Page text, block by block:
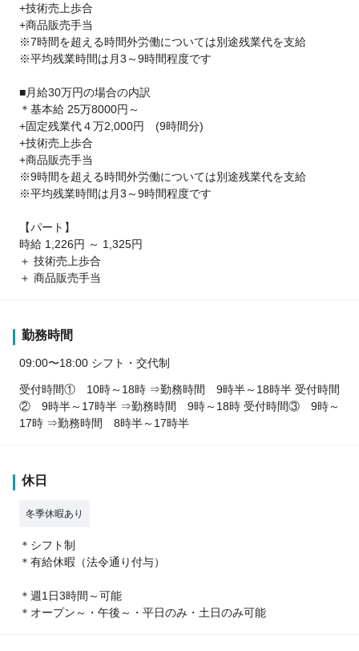
+技術売上歩合
+商品販売手当
※7時間を超える時間外労働については別途残業代を支給
※平均残業時間は月3～9時間程度です
■月給30万円の場合の内訳
＊基本給 25万8000円～
+固定残業代４万2,000円 (9時間分)
+技術売上歩合
+商品販売手当
※9時間を超える時間外労働については別途残業代を支給
※平均残業時間は月3～9時間程度です
【パート】
時給 1,226円 ～ 1,325円
＋ 技術売上歩合
＋ 商品販売手当
勤務時間
09:00〜18:00 シフト・交代制
受付時間① 10時～18時 ⇒勤務時間 9時半～18時半 受付時間
② 9時半～17時半 ⇒勤務時間 9時～18時 受付時間③ 9時～
17時 ⇒勤務時間 8時半～17時半
休日
冬季休暇あり
＊シフト制
＊有給休暇（法令通り付与）
＊週1日3時間～可能
＊オープン～・午後～・平日のみ・土日のみ可能